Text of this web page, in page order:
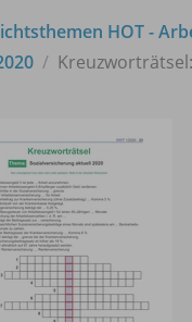
HOT -